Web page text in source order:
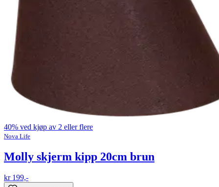
40% ved kjøp av 2 eller flere
Nova Life
Molly skjerm kipp 20cm brun
kr 199,-